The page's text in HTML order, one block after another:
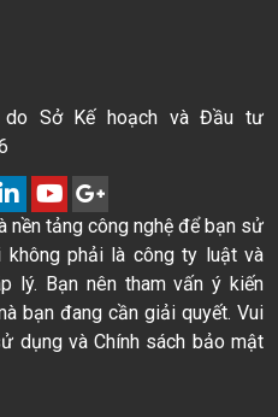
do Sở Kế hoạch và Đầu tư
nền tảng công nghệ để bạn sử
không phải là công ty luật và
lý. Bạn nên tham vấn ý kiến
bạn đang cần giải quyết. Vui
dụng và Chính sách bảo mật